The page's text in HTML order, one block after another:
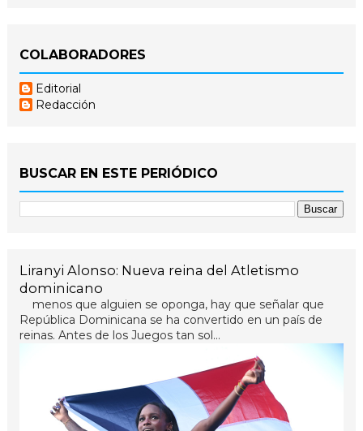
COLABORADORES
Editorial
Redacción
BUSCAR EN ESTE PERIÓDICO
Liranyi Alonso: Nueva reina del Atletismo
dominicano
menos que alguien se oponga, hay que señalar que
República Dominicana se ha convertido en un país de
reinas. Antes de los Juegos tan sol...